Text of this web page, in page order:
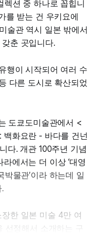
호림박물관
전용 가마가 세워지
다.
청자도 조금씩 제작
백자와 같은 흙으로 빚
. 그래서 '백태청자'라
래의 흙 색이 그대로 비
렉션 중 하나로 꼽힙니
를 받는 건 우키요에
술관 역시 일본 밖에서
춘 곳입니다.
행이 시작되어 여러 수
다른 도시로 확산되었
도쿄도미술관에서 <
백화요란 - 바다를 건넌
다. 개관 100주년 기념
에서는 더 이상 ‘대영
박물관’이라 하는데 일
한 일본 미술 4만 여
선정해서 소개하는 구